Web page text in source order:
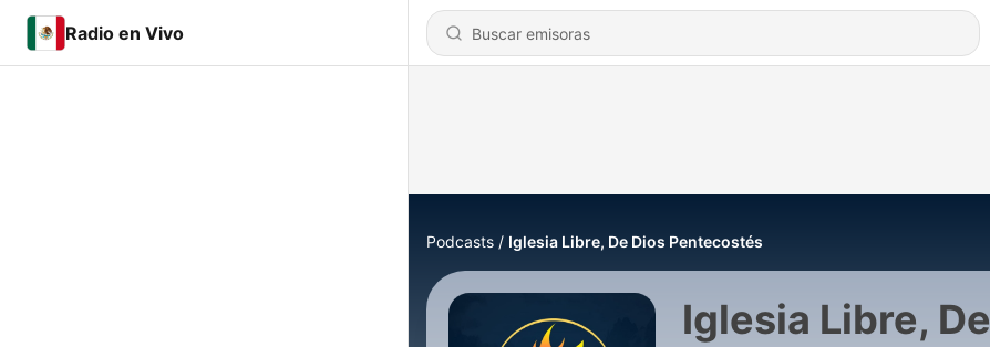
Radio en Vivo
Podcasts Iglesia Libre, De Dios Pentecostés
Iglesia Libre, De